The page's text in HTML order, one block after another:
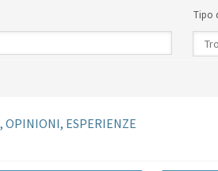
Tipo
OPINIONI, ESPERIENZE